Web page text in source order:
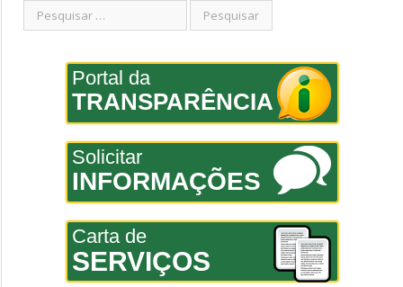
Portal da
TRANSPARÊNCIA
Solicitar
INFORMAÇÕES
Carta de
SERVIÇOS